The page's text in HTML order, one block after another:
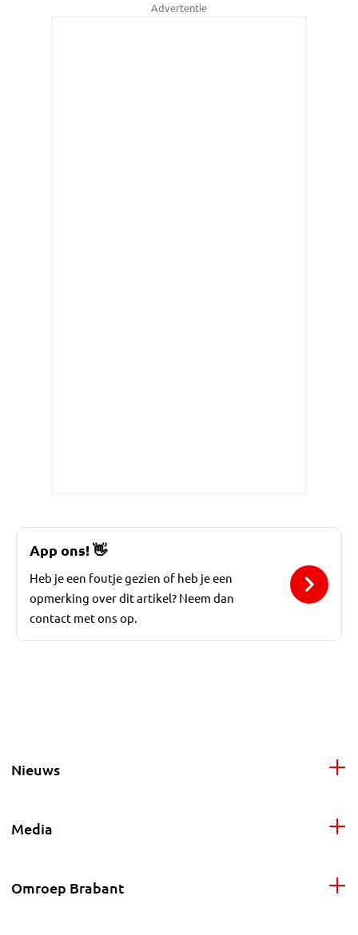
Advertentie
App ons!👋
Heb je een foutje gezien of heb je een
opmerking over dit artikel? Neem dan
contact met ons op.
Nieuws
Media
Omroep Brabant